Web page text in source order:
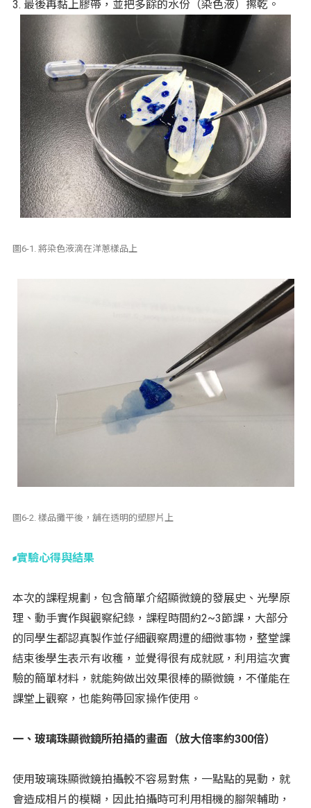
3. 最後再黏上膠帶，並把多餘的水份（染色液）擦乾。
圖6-1. 將染色液滴在洋蔥樣品上
圖6-2. 樣品攤平後，舖在透明的塑膠片上
實驗心得與結果
本次的課程規劃，包含簡單介紹顯微鏡的發展史、光學原
理、動手實作與觀察紀錄，課程時間約2~3節課，大部分
的同學生都認真製作並仔細觀察周遭的細微事物，整堂課
結束後學生表示有收穫，並覺得很有成就感，利用這次實
驗的簡單材料，就能夠做出效果很棒的顯微鏡，不僅能在
課堂上觀察，也能夠帶回家操作使用。
一、玻璃珠顯微鏡所拍攝的畫面（放大倍率約300倍）
使用玻璃珠顯微鏡拍攝較不容易對焦，一點點的晃動，就
會造成相片的模糊，因此拍攝時可利用相機的腳架輔助，